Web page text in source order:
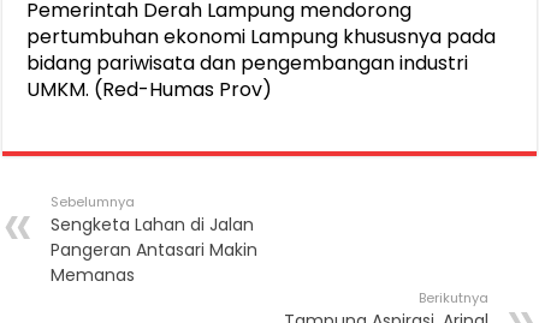
Pemerintah Derah Lampung mendorong
pertumbuhan ekonomi Lampung khususnya pada
bidang pariwisata dan pengembangan industri
UMKM. (Red-Humas Prov)
Sebelumnya
Sengketa Lahan di Jalan
Pangeran Antasari Makin
Memanas
Berikutnya